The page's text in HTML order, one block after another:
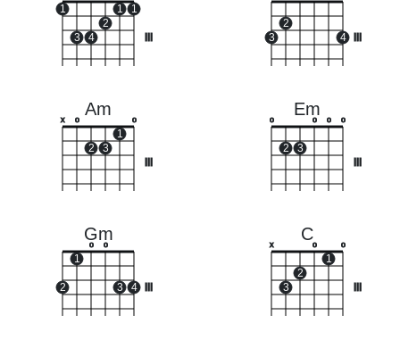
1
3 4
2
1 1
3
2
4
Am
x o
2 3
1
o
Em
o
2 3
o o o
Gm
2
1
o o
3 4
C
x
3
2
o
1
o